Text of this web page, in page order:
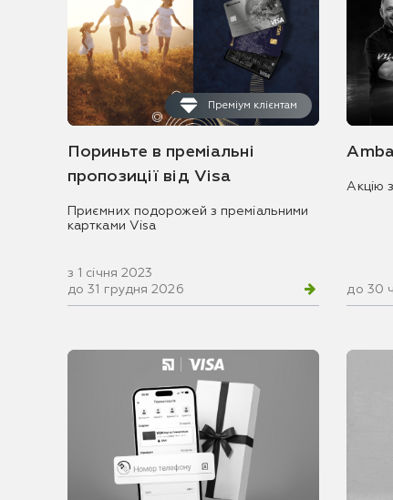
Преміум клієнтам
Пориньте в преміальні
пропозиції від Visa
Приємних подорожей з преміальними
картками Visa
з 1 січня 2023
до 31 грудня 2026
Акцію
до 30